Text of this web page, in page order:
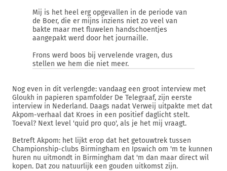
Mij is het heel erg opgevallen in de periode van
de Boer, die er mijns inziens niet zo veel van
bakte maar met fluwelen handschoentjes
aangepakt werd door het journaille.
Frons werd boos bij vervelende vragen, dus
stellen we hem die niet meer.
Nog even in dit verlengde: vandaag een groot interview met
Gloukh in papieren spamfolder De Telegraaf, zijn eerste
interview in Nederland. Daags nadat Verweij uitpakte met dat
Akpom-verhaal dat Kroes in een positief daglicht stelt.
Toeval? Next level 'quid pro quo', als je het mij vraagt.
Betreft Akpom: het lijkt erop dat het getouwtrek tussen
Championship-clubs Birmingham en Ipswich om 'm te kunnen
huren nu uitmondt in Birmingham dat 'm dan maar direct wil
kopen. Dat zou natuurlijk een gouden uitkomst zijn.